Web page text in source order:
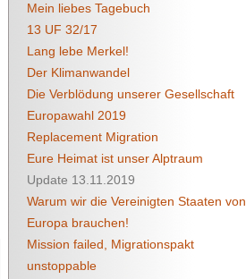
Mein liebes Tagebuch
13 UF 32/17
Lang lebe Merkel!
Der Klimanwandel
Die Verblödung unserer Gesellschaft
Europawahl 2019
Replacement Migration
Eure Heimat ist unser Alptraum
Update 13.11.2019
Warum wir die Vereinigten Staaten von
Europa brauchen!
Mission failed, Migrationspakt
unstoppable